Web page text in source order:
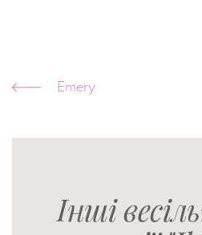
Emery
Інші